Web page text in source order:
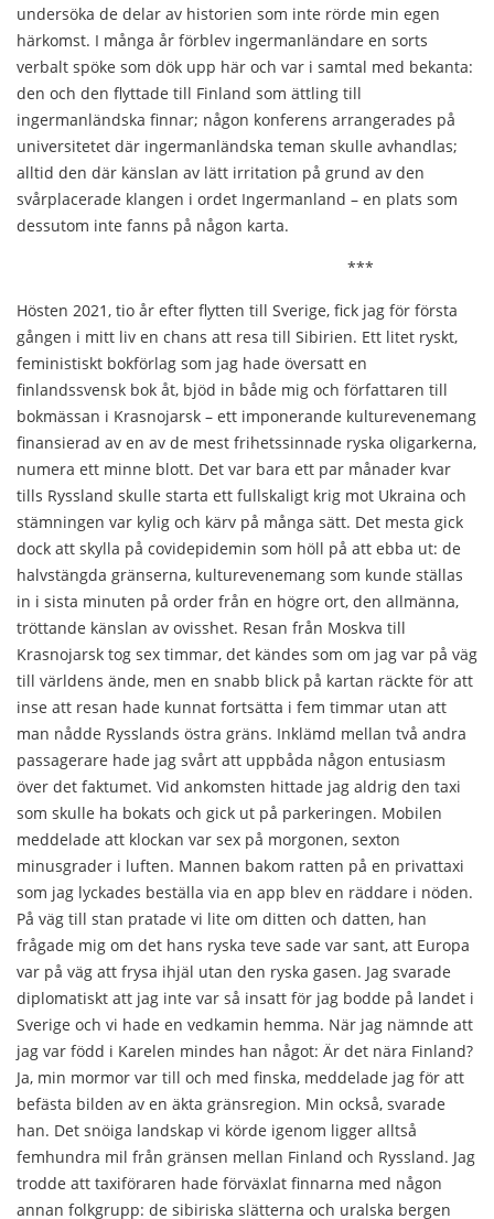
undersöka de delar av historien som inte rörde min egen
härkomst. I många år förblev ingermanländare en sorts
verbalt spöke som dök upp här och var i samtal med bekanta:
den och den flyttade till Finland som ättling till
ingermanländska finnar; någon konferens arrangerades på
universitetet där ingermanländska teman skulle avhandlas;
alltid den där känslan av lätt irritation på grund av den
svårplacerade klangen i ordet Ingermanland – en plats som
dessutom inte fanns på någon karta.
***
Hösten 2021, tio år efter flytten till Sverige, fick jag för första
gången i mitt liv en chans att resa till Sibirien. Ett litet ryskt,
feministiskt bokförlag som jag hade översatt en
finlandssvensk bok åt, bjöd in både mig och författaren till
bokmässan i Krasnojarsk – ett imponerande kulturevenemang
finansierad av en av de mest frihetssinnade ryska oligarkerna,
numera ett minne blott. Det var bara ett par månader kvar
tills Ryssland skulle starta ett fullskaligt krig mot Ukraina och
stämningen var kylig och kärv på många sätt. Det mesta gick
dock att skylla på covidepidemin som höll på att ebba ut: de
halvstängda gränserna, kulturevenemang som kunde ställas
in i sista minuten på order från en högre ort, den allmänna,
tröttande känslan av ovisshet. Resan från Moskva till
Krasnojarsk tog sex timmar, det kändes som om jag var på väg
till världens ände, men en snabb blick på kartan räckte för att
inse att resan hade kunnat fortsätta i fem timmar utan att
man nådde Rysslands östra gräns. Inklämd mellan två andra
passagerare hade jag svårt att uppbåda någon entusiasm
över det faktumet. Vid ankomsten hittade jag aldrig den taxi
som skulle ha bokats och gick ut på parkeringen. Mobilen
meddelade att klockan var sex på morgonen, sexton
minusgrader i luften. Mannen bakom ratten på en privattaxi
som jag lyckades beställa via en app blev en räddare i nöden.
På väg till stan pratade vi lite om ditten och datten, han
frågade mig om det hans ryska teve sade var sant, att Europa
var på väg att frysa ihjäl utan den ryska gasen. Jag svarade
diplomatiskt att jag inte var så insatt för jag bodde på landet i
Sverige och vi hade en vedkamin hemma. När jag nämnde att
jag var född i Karelen mindes han något: Är det nära Finland?
Ja, min mormor var till och med finska, meddelade jag för att
befästa bilden av en äkta gränsregion. Min också, svarade
han. Det snöiga landskap vi körde igenom ligger alltså
femhundra mil från gränsen mellan Finland och Ryssland. Jag
trodde att taxiföraren hade förväxlat finnarna med någon
annan folkgrupp: de sibiriska slätterna och uralska bergen